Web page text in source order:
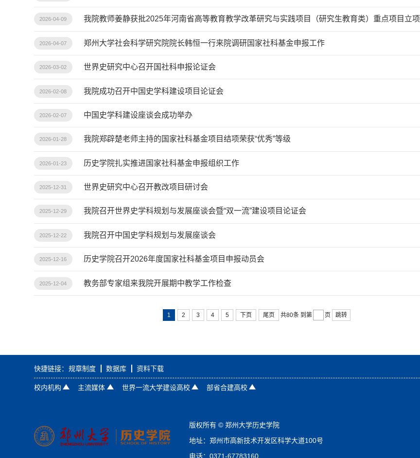
2026-04-09 我院教师姜静获批2025年河南省高等教育教学改革研究与实践项目（研究生教育类）重点项目立项
2026-04-07 郑州大学社会科学研究院院长韩恒一行来院调研国家社科基金申报工作
2026-03-02 世界史研究中心召开国社科申报论证会
2026-02-08 我院成功召开中国史学科建设项目论证会
2026-02-07 中国史学科建设座谈会成功举办
2026-01-28 我院郑辟楚老师主持的国家社科基金项目结项荣获“优秀”等级
2026-01-23 历史学院扎实推进国家社科基金申报组织工作
2025-12-31 世界史研究中心召开教改项目研讨会
2025-12-29 我院召开世界史学科规划与发展座谈会暨“双一流”建设项目论证会
2025-12-22 我院召开中国史学科规划与发展座谈会
2025-12-16 历史学院召开2026年度国家社科基金项目申报动员会
2025-12-04 教务部专家组来我院开展期中教学工作检查
1 2 3 4 5 下页 尾页 共80条 到第 页 跳转
快捷链接： 规章制度 数据库 资料下载
校内机构 主流媒体 世界一流大学建设高校 部省合建高校
版权所有 ©️ 郑州大学历史学院
地址：郑州市高新技术开发区科学大道100号
电话：0371-67783160